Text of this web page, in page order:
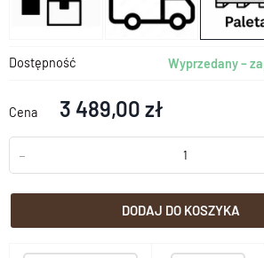
Dostępność Wyprzedany –
Cena 3 489,00 zł
-
DODAJ DO KOSZYKA